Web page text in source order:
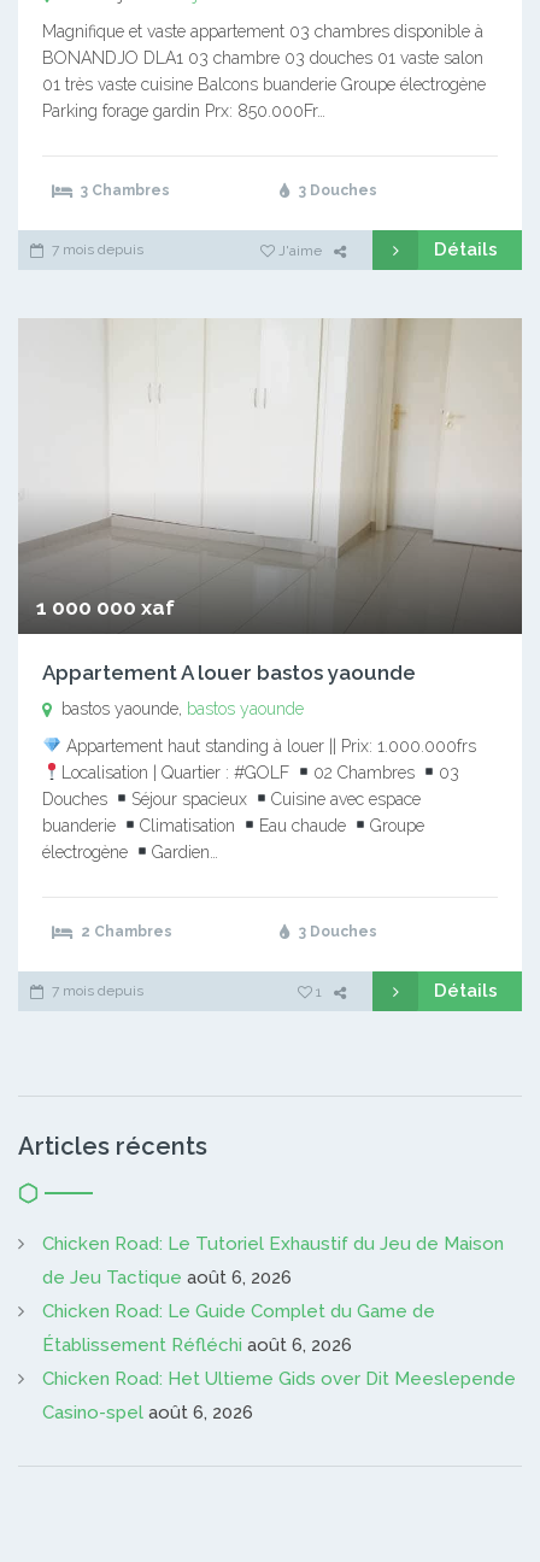
Magnifique et vaste appartement 03 chambres disponible à
BONANDJO DLA1 03 chambre 03 douches 01 vaste salon
01 très vaste cuisine Balcons buanderie Groupe électrogène
Parking forage gardin Prx: 850.000Fr…
3 Chambres 3 Douches
7 mois depuis J'aime Détails
1 000 000 xaf
Appartement A louer bastos yaounde
bastos yaounde, bastos yaounde
Appartement haut standing à louer || Prix: 1.000.000frs
Localisation | Quartier : #GOLF
02 Chambres
03
Douches
Séjour spacieux
Cuisine avec espace
buanderie
Climatisation Eau chaude
Groupe
électrogène
Gardien…
2 Chambres 3 Douches
7 mois depuis 1 Détails
Articles récents
Chicken Road: Le Tutoriel Exhaustif du Jeu de Maison
de Jeu Tactique août 6, 2026
Chicken Road: Le Guide Complet du Game de
Établissement Réfléchi août 6, 2026
Chicken Road: Het Ultieme Gids over Dit Meeslepende
Casino-spel août 6, 2026